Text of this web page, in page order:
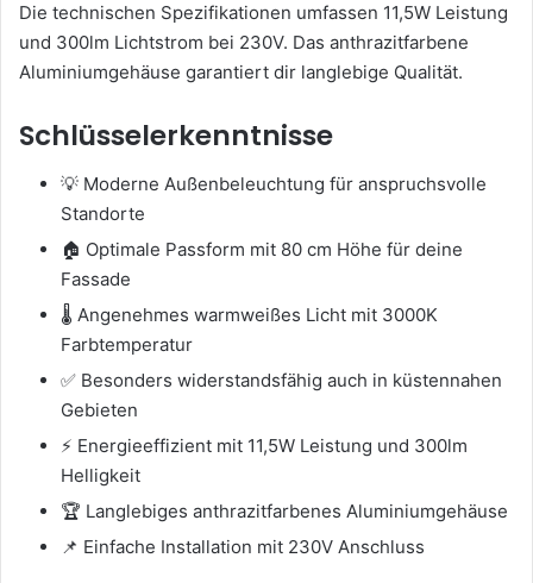
Die technischen Spezifikationen umfassen 11,5W Leistung
und 300lm Lichtstrom bei 230V. Das anthrazitfarbene
Aluminiumgehäuse garantiert dir langlebige Qualität.
Schlüsselerkenntnisse
💡 Moderne Außenbeleuchtung für anspruchsvolle
Standorte
🏠 Optimale Passform mit 80 cm Höhe für deine
Fassade
🌡️ Angenehmes warmweißes Licht mit 3000K
Farbtemperatur
✅ Besonders widerstandsfähig auch in küstennahen
Gebieten
⚡ Energieeffizient mit 11,5W Leistung und 300lm
Helligkeit
🏆 Langlebiges anthrazitfarbenes Aluminiumgehäuse
📌 Einfache Installation mit 230V Anschluss